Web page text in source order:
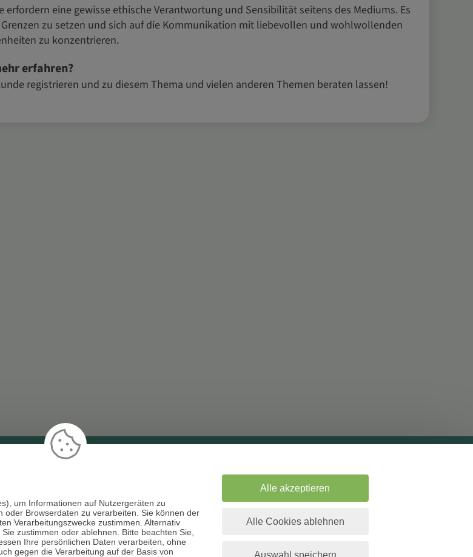
erfordern eine gewisse ethische Verantwortung und Sensibilität seitens des Mediums. Es
zu setzen und sich auf die Kommunikation mit liebevollen und wohlwollenden
zu konzentrieren.
erfahren?
registrieren und zu diesem Thema und vielen anderen Themen beraten lassen!
Liebe & Partnerschaft
sonstige Bereiche
AGB
Datenschutz
Impressum
Berater Bewerbung
Kontakt
um Informationen auf Nutzergeräten zu
Browserdaten zu verarbeiten. Sie können der
Verarbeitungszwecke zustimmen. Alternativ
zustimmen oder ablehnen. Bitte beachten Sie,
Ihre persönlichen Daten verarbeiten, ohne
gegen die Verarbeitung auf der Basis von
Alle akzeptieren
Alle Cookies ablehnen
Auswahl speichern